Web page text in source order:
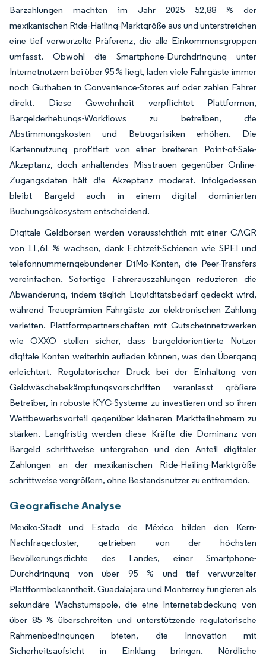
Barzahlungen machten im Jahr 2025 52,88 % der
mexikanischen Ride-Hailing-Marktgröße aus und unterstreichen
eine tief verwurzelte Präferenz, die alle Einkommensgruppen
umfasst. Obwohl die Smartphone-Durchdringung unter
Internetnutzern bei über 95 % liegt, laden viele Fahrgäste immer
noch Guthaben in Convenience-Stores auf oder zahlen Fahrer
direkt. Diese Gewohnheit verpflichtet Plattformen,
Bargelderhebungs-Workflows zu betreiben, die
Abstimmungskosten und Betrugsrisiken erhöhen. Die
Kartennutzung profitiert von einer breiteren Point-of-Sale-
Akzeptanz, doch anhaltendes Misstrauen gegenüber Online-
Zugangsdaten hält die Akzeptanz moderat. Infolgedessen
bleibt Bargeld auch in einem digital dominierten
Buchungsökosystem entscheidend.
Digitale Geldbörsen werden voraussichtlich mit einer CAGR
von 11,61 % wachsen, dank Echtzeit-Schienen wie SPEI und
telefonnummerngebundener DiMo-Konten, die Peer-Transfers
vereinfachen. Sofortige Fahrerauszahlungen reduzieren die
Abwanderung, indem täglich Liquiditätsbedarf gedeckt wird,
während Treueprämien Fahrgäste zur elektronischen Zahlung
verleiten. Plattformpartnerschaften mit Gutscheinnetzwerken
wie OXXO stellen sicher, dass bargeldorientierte Nutzer
digitale Konten weiterhin aufladen können, was den Übergang
erleichtert. Regulatorischer Druck bei der Einhaltung von
Geldwäschebekämpfungsvorschriften veranlasst größere
Betreiber, in robuste KYC-Systeme zu investieren und so ihren
Wettbewerbsvorteil gegenüber kleineren Marktteilnehmern zu
stärken. Langfristig werden diese Kräfte die Dominanz von
Bargeld schrittweise untergraben und den Anteil digitaler
Zahlungen an der mexikanischen Ride-Hailing-Marktgröße
schrittweise vergrößern, ohne Bestandsnutzer zu entfremden.
Geografische Analyse
Mexiko-Stadt und Estado de México bilden den Kern-
Nachfragecluster, getrieben von der höchsten
Bevölkerungsdichte des Landes, einer Smartphone-
Durchdringung von über 95 % und tief verwurzelter
Plattformbekanntheit. Guadalajara und Monterrey fungieren als
sekundäre Wachstumspole, die eine Internetabdeckung von
über 85 % überschreiten und unterstützende regulatorische
Rahmenbedingungen bieten, die Innovation mit
Sicherheitsaufsicht in Einklang bringen. Nördliche